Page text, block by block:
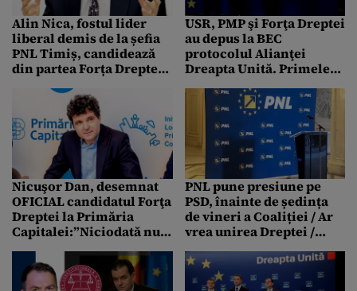
Alin Nica, fostul lider
liberal demis de la șefia
PNL Timiș, candidează
din partea Forța Dreptei,
pentru primăria CJ
Timiș: „O decizie extrem
de grea”
USR, PMP şi Forţa Dreptei
au depus la BEC
protocolul Alianţei
Dreapta Unită. Primele
„săgeți” trimise către
PSD și PNL
Nicuşor Dan, desemnat
OFICIAL candidatul Forţa
Dreptei la Primăria
Capitalei:”Niciodată nu
pe care oamenii ni l-au
dat”
PNL pune presiune pe
PSD, înainte de ședința
de vineri a Coaliției / Ar
vrea unirea Dreptei /